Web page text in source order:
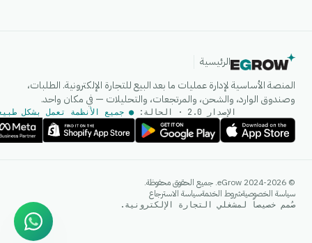
الرئيسية
المنصة الأساسية لإدارة عمليات ما بعد البيع للتجارة الإلكترونية. الطلبات،
وصندوق الوارد، والشحن، والمرتجعات، والتحليلات — في مكان واحد.
الإصدار 2.0 · الحالة: ● جميع الأنظمة تعمل بشكل
© 2024-2026 eGrow. جميع الحقوق محفوظة.
سياسة الخصوصيةشروط الخدمةسياسة الاسترجاع
صُمم خصيصاً لمشغلي التجارة الإلكترونية.
إجابات فورية على واتساب